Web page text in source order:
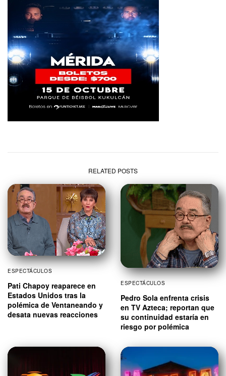
RELATED POSTS
ESPECTÁCULOS
Pati Chapoy reaparece en
Estados Unidos tras la
polémica de Ventaneando y
desata nuevas reacciones
ESPECTÁCULOS
Pedro Sola enfrenta crisis
en TV Azteca; reportan que
su continuidad estaría en
riesgo por polémica